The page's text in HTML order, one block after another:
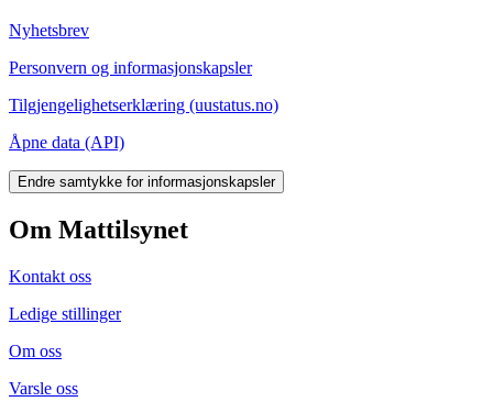
Nyhetsbrev
Personvern og informasjonskapsler
Tilgjengelighetserklæring (uustatus.no)
Åpne data (API)
Endre samtykke for informasjonskapsler
Om Mattilsynet
Kontakt oss
Ledige stillinger
Om oss
Varsle oss